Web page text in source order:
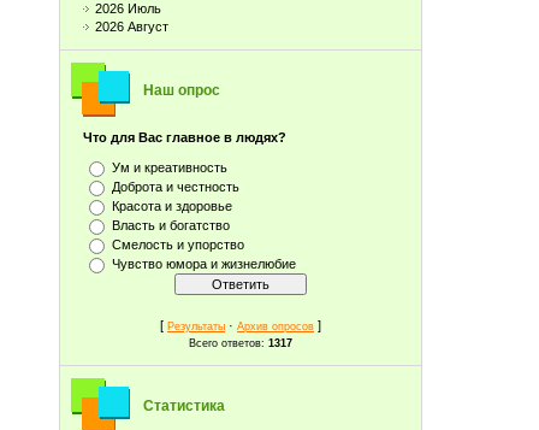
2026 Июль
2026 Август
Наш опрос
Что для Вас главное в людях?
Ум и креативность
Доброта и честность
Красота и здоровье
Власть и богатство
Смелость и упорство
Чувство юмора и жизнелюбие
[ Результаты · Архив опросов ]
Всего ответов: 1317
Статистика